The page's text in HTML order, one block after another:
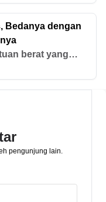
emas dikenal
Bedanya dengan
berat yang
logam
perbedaan
pengunjung lain.